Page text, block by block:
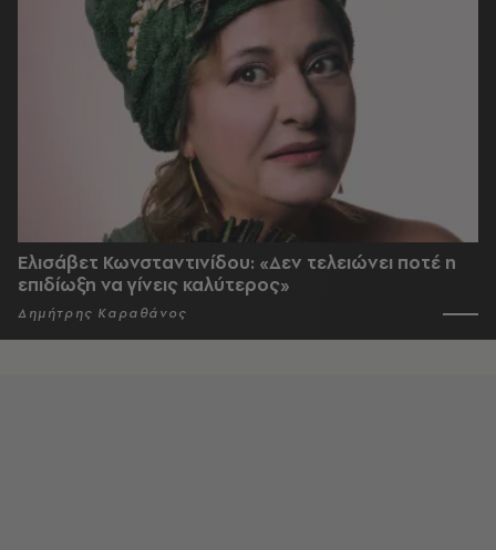
Ελισάβετ Κωνσταντινίδου: «Δεν τελειώνει ποτέ η
επιδίωξη να γίνεις καλύτερος»
Δημήτρης Καραθάνος